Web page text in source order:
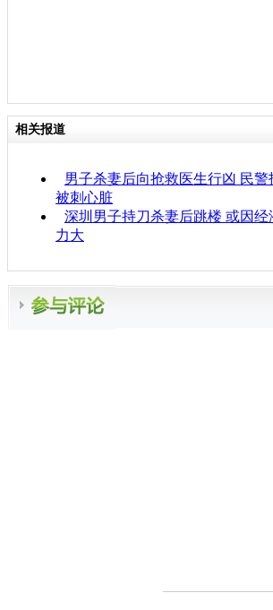
相关报道
男子杀妻后向抢救医生行凶 民警
被刺心脏
深圳男子持刀杀妻后跳楼 或因经
力大